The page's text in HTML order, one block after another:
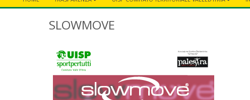
SLOWMOVE